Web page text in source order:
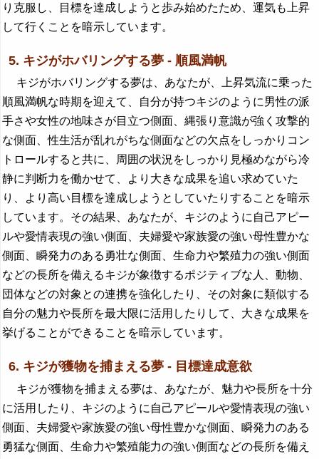
り克服し、目標を達成しようと歩み始めたため、運気も上昇
して行くことを暗示しています。
5. キジがホバリングする夢 - 順風満帆
キジがホバリングする夢は、あなたが、上昇気流に乗った
順風満帆な時期を迎えて、自分が持つキジのように男性の派
手さや女性の地味さが目立つ側面、縄張り意識が強く攻撃的
な側面、性生活が乱れがちな側面などの欠点をしっかりコン
トロールすると共に、周囲の状況をしっかり見極めながら冷
静に判断力を働かせて、より大きな成果を追い求めていた
り、より高い目標を達成しようとしていたりすることを暗示
しています。その結果、あなたが、キジのように自己アピー
ルや愛情表現の強い側面、夫婦愛や家族愛の強い母性豊かな
側面、瞬発力のある勇壮な側面、生命力や繁殖力の強い側面
などの長所を備えるキジが象徴するポジティブな人、動物、
団体などの対象との連携を強化したり、その対象に類似する
自分の魅力や長所を最大限に活用したりして、大きな成果を
挙げることができることを暗示しています。
6. キジが獲物を捕まえる夢 - 目標達成意欲
キジが獲物を捕まえる夢は、あなたが、魅力や長所を十分
に活用したり、キジのように自己アピールや愛情表現の強い
側面、夫婦愛や家族愛の強い母性豊かな側面、瞬発力のある
勇猛な側面、生命力や繁殖能力の強い側面などの長所を備え